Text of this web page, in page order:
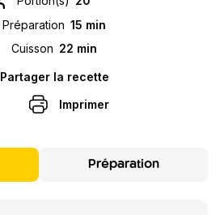
Préparation 15 min
Cuisson 22 min
Partager la recette
Imprimer
Préparation